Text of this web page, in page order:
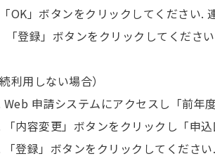
」ボタンをクリックしてください.
登録」ボタンをクリックしてくださ
続利用しない場合）
申請システムにアクセスし「前年
内容変更」ボタンをクリックし「申
登録」ボタンをクリックしてください.